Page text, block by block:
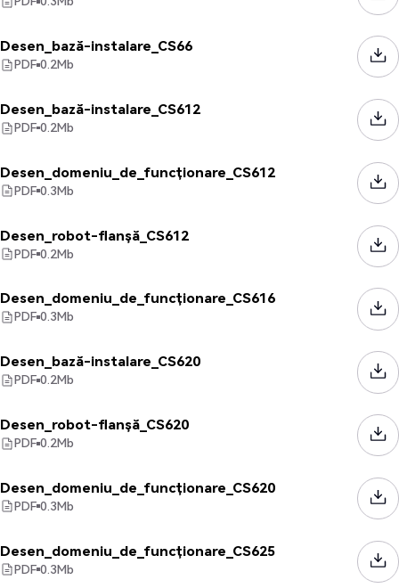
Desen_bază-instalare_CS66
PDF 0.2Mb
Desen_bază-instalare_CS612
PDF 0.2Mb
Desen_domeniu_de_funcționare_CS612
PDF 0.3Mb
Desen_robot-flanșă_CS612
PDF 0.2Mb
Desen_domeniu_de_funcționare_CS616
PDF 0.3Mb
Desen_bază-instalare_CS620
PDF 0.2Mb
Desen_robot-flanșă_CS620
PDF 0.2Mb
Desen_domeniu_de_funcționare_CS620
PDF 0.3Mb
Desen_domeniu_de_funcționare_CS625
PDF 0.3Mb